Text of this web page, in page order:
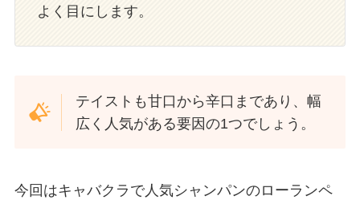
よく目にします。
テイストも甘口から辛口まであり、幅
広く人気がある要因の1つでしょう。
今回はキャバクラで人気シャンパンのローランペ